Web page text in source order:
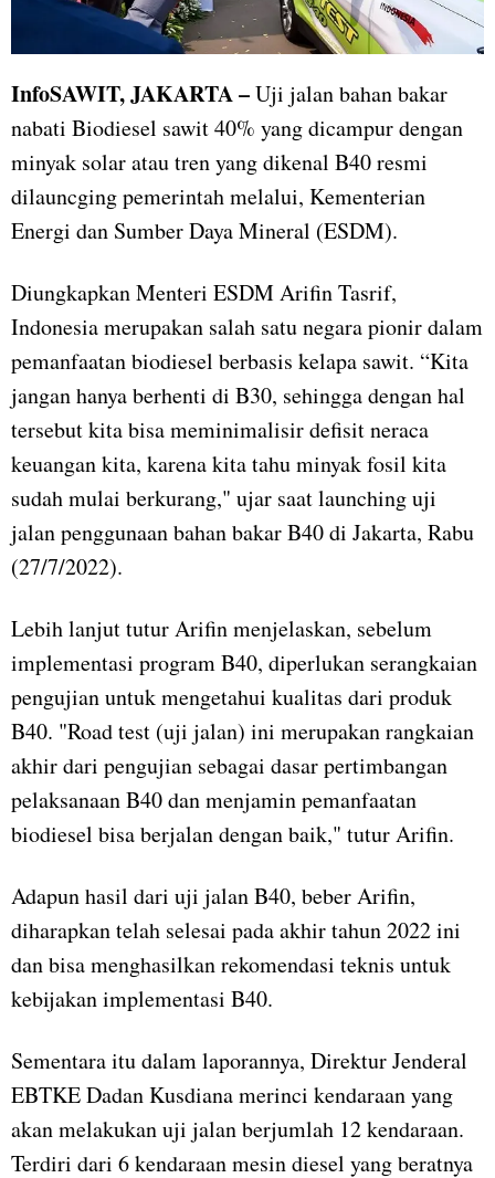
InfoSAWIT, JAKARTA –Uji jalan bahan bakar
nabati Biodiesel sawit 40% yang dicampur dengan
minyak solar atau tren yang dikenal B40 resmi
dilauncging pemerintah melalui, Kementerian
Energi dan Sumber Daya Mineral (ESDM).
Diungkapkan Menteri ESDM Arifin Tasrif,
Indonesia merupakan salah satu negara pionir dalam
pemanfaatan biodiesel berbasis kelapa sawit. “Kita
jangan hanya berhenti di B30, sehingga dengan hal
tersebut kita bisa meminimalisir defisit neraca
keuangan kita, karena kita tahu minyak fosil kita
sudah mulai berkurang," ujar saat launching uji
jalan penggunaan bahan bakar B40 di Jakarta, Rabu
(27/7/2022).
Lebih lanjut tutur Arifin menjelaskan, sebelum
implementasi program B40, diperlukan serangkaian
pengujian untuk mengetahui kualitas dari produk
B40. "Road test (uji jalan) ini merupakan rangkaian
akhir dari pengujian sebagai dasar pertimbangan
pelaksanaan B40 dan menjamin pemanfaatan
biodiesel bisa berjalan dengan baik," tutur Arifin.
Adapun hasil dari uji jalan B40, beber Arifin,
diharapkan telah selesai pada akhir tahun 2022 ini
dan bisa menghasilkan rekomendasi teknis untuk
kebijakan implementasi B40.
Sementara itu dalam laporannya, Direktur Jenderal
EBTKE Dadan Kusdiana merinci kendaraan yang
akan melakukan uji jalan berjumlah 12 kendaraan.
Terdiri dari 6 kendaraan mesin diesel yang beratnya